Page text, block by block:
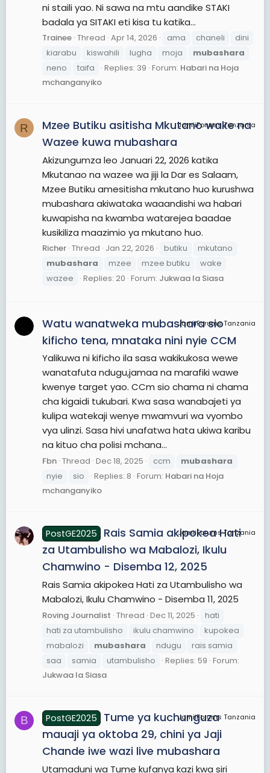
ni staili yao. Ni sawa na mtu aandike STAKI
badala ya SITAKI eti kisa tu katika...
Trainee Thread Apr 14, 2026 ama chaneli
dini
kiarabu
kiswahili lugha moja
mubashara
neno
taifa Replies: 39 Forum: Habari na Hoja
mchanganyiko
R JamiiForums Tanzania
Mzee Butiku asitisha Mkutano wake na
Wazee kuwa mubashara
Akizungumza leo Januari 22, 2026 katika
Mkutanao na wazee wa jiji la Dar es Salaam,
Mzee Butiku amesitisha mkutano huo kurushwa
mubashara akiwataka waaandishi wa habari
kuwapisha na kwamba watarejea baadae
kusikiliza maazimio ya mkutano huo.
Richer Thread Jan 22, 2026 butiku
mkutano
mubashara
mzee mzee butiku
wake
wazee
Replies: 20 Forum: Jukwaa la Siasa
JamiiForums Tanzania
Watu wanatweka mubashara sio
kificho tena, mnataka nini nyie CCM
Yalikuwa ni kificho ila sasa wakikukosa wewe
wanatafuta ndugu,jamaa na marafiki wawe
kwenye target yao. CCm sio chama ni chama
cha kigaidi tukubari. Kwa sasa wanabajeti ya
kulipa watekaji wenye mwamvuri wa vyombo
vya ulinzi. Sasa hivi unafatwa hata ukiwa karibu
na kituo cha polisi mchana...
Fbn Thread Dec 18, 2025 ccm
mubashara
nyie
sio Replies: 8 Forum: Habari na Hoja
mchanganyiko
JamiiForums Tanzania
PostGE2025
Rais Samia akipokea Hati
za Utambulisho wa Mabalozi, Ikulu
Chamwino - Disemba 12, 2025
Rais Samia akipokea Hati za Utambulisho wa
Mabalozi, Ikulu Chamwino - Disemba 11, 2025
Roving Journalist Thread Dec 11, 2025
hati
hati za utambulisho
ikulu chamwino
kupokea
mabalozi
mubashara ndugu
rais samia
saa
samia utambulisho Replies: 59 Forum:
Jukwaa la Siasa
B JamiiForums Tanzania
PostGE2025
Tume ya kuchunguza
mauaji ya oktoba 29, chini ya Jaji
Chande iwe wazi live mubashara
Utamaduni wa Tume kufanya kazi kwa siri